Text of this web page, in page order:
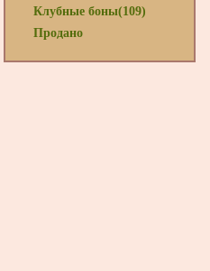
Клубные боны(109)
Продано